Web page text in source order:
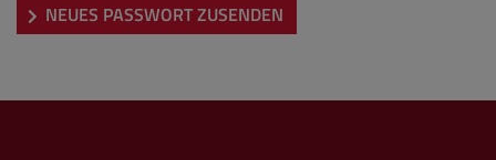
NEUES PASSWORT ZUSENDEN